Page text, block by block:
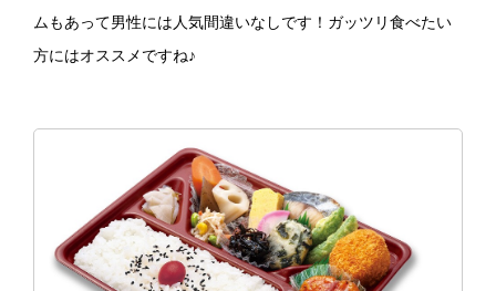
ムもあって男性には人気間違いなしです！ガッツリ食べたい
方にはオススメですね♪